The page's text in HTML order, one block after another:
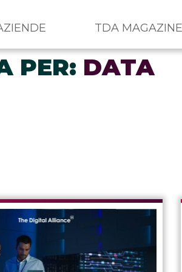
TDA MAGAZINE
PER: DATA